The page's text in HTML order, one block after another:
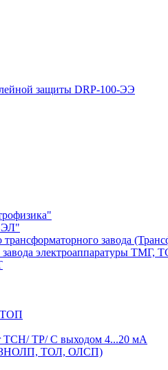
защиты DRP-100-ЭЭ
трансформаторного завода
электроаппаратуры ТМГ,
ТОП
TCH/ TP/ С выходом 4...20 мА
(ЗНОЛП, ТОЛ, ОЛСП)